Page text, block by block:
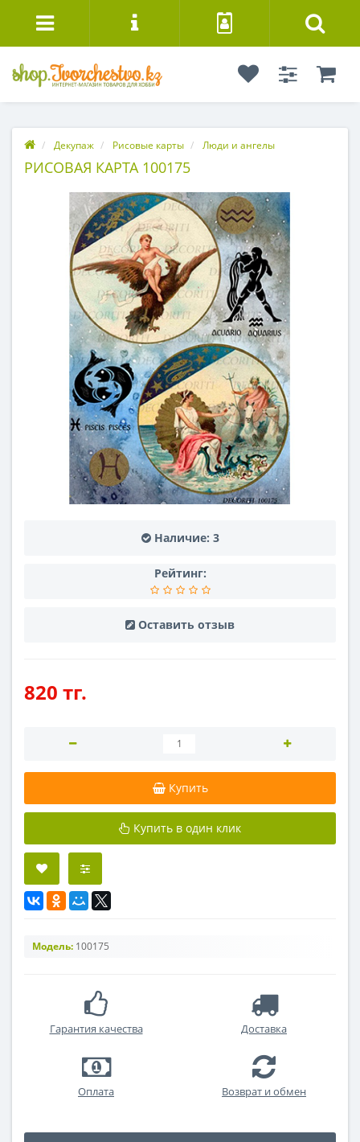
Декупаж Рисовые карты Люди и ангелы
РИСОВАЯ КАРТА 100175
Наличие: 3
Рейтинг:
Оставить отзыв
820 тг.
Купить
Купить в один клик
Модель: 100175
Гарантия качества Доставка
Оплата Возврат и обмен